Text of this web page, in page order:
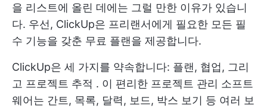
을 리스트에 올린 데에는 그럴 만한 이유가 있습니
다. 우선, ClickUp은 프리랜서에게 필요한 모든 필
수 기능을 갖춘 무료 플랜을 제공합니다.
ClickUp은 세 가지를 약속합니다: 플랜, 협업, 그리
고 프로젝트 추적 . 이 편리한 프로젝트 관리 소프트
웨어는 간트, 목록, 달력, 보드, 박스 보기 등 여러 보